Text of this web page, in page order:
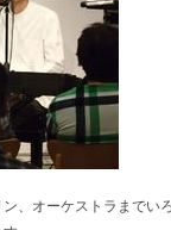
、オーケストラまでい